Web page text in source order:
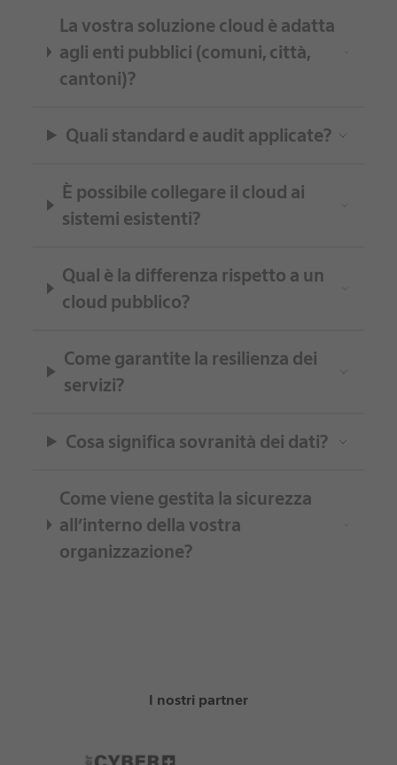
La vostra soluzione cloud è adatta
agli enti pubblici (comuni, città,
cantoni)?
Quali standard e audit applicate?
È possibile collegare il cloud ai
sistemi esistenti?
Qual è la differenza rispetto a un
cloud pubblico?
Come garantite la resilienza dei
servizi?
Cosa significa sovranità dei dati?
Come viene gestita la sicurezza
all’interno della vostra
organizzazione?
I nostri partner